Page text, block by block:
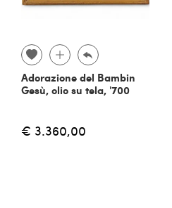
Adorazione del Bambin
Gesù, olio su tela, '700
€ 3.360,00